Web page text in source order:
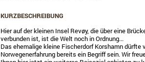
KURZBESCHREIBUNG
Hier auf der kleinen Insel Revøy, die über eine
verbunden ist, ist die Welt noch in Ordnung...
Das ehemalige kleine Fischerdorf Korshamn dürfte
Norwegenerfahrung bereits ein Begriff sein. Wir